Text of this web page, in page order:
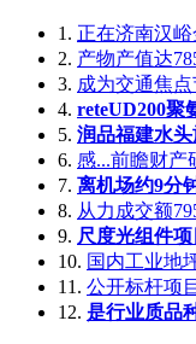
1. 正在济南汉
2. 产物产值达
3. 成为交通焦点
4. reteUD200聚
5. 润品福建水
6. 感...前瞻财产
7. 离机场约9分
8. 从力成交额
9. 尺度光组件
10. 国内工业地
11. 公开标杆项
12. 是行业质品